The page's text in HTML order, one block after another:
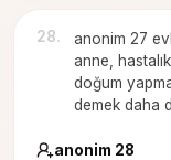
28.
anonim 27
anne,
doğum
demek daha
anonim 28